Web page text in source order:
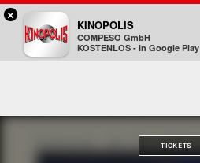
Kinopolis
TICKETS
×
KINOPOLIS
COMPESO GmbH
KOSTENLOS - In Google Play